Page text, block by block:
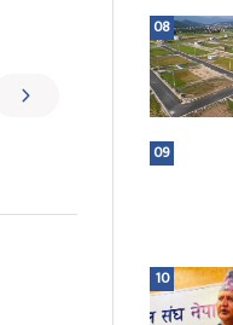
08
09
10